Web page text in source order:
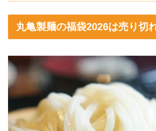
丸亀製麺の福袋2026は売り切